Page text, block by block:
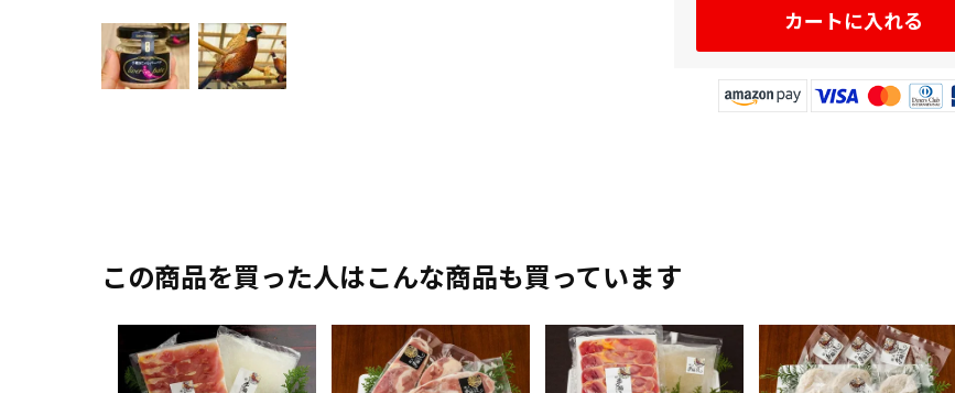
カートに入れる
この商品を買った人はこんな商品も買っています